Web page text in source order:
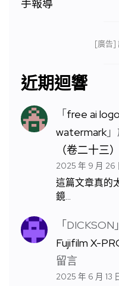
[廣告]
近期迴響
「free ai
watermark
（卷二十三
2025 年 9 月 26
這篇文章真的
鏡…
「DICKSON
Fujifilm X-
留言
2025 年 6 月 13